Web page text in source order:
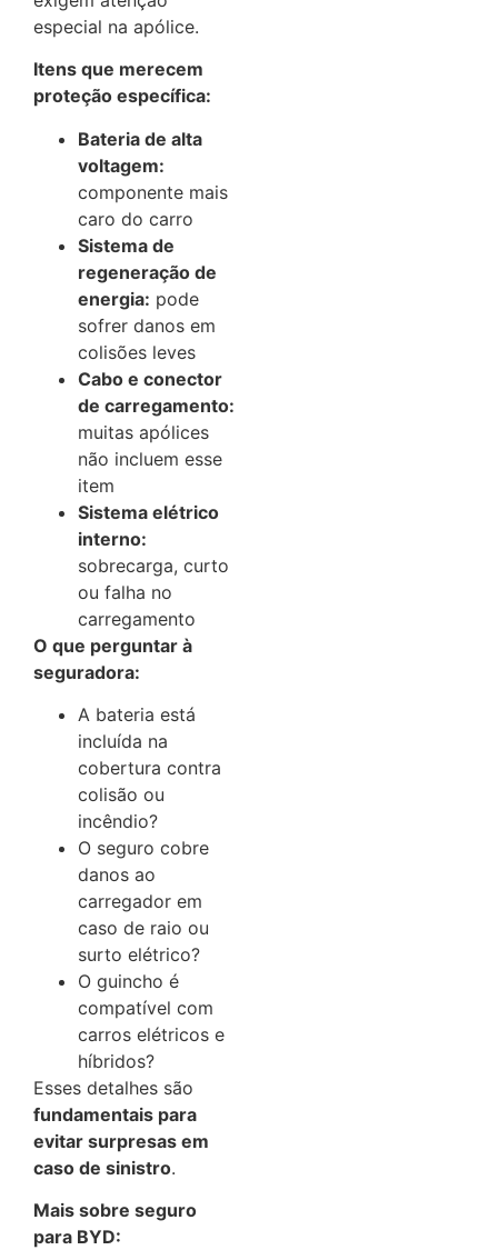
especial na apólice.
Itens que merecem
proteção específica:
Bateria de alta
voltagem:
componente mais
caro do carro
Sistema de
regeneração de
energia: pode
sofrer danos em
colisões leves
Cabo e conector
de carregamento:
muitas apólices
não incluem esse
item
Sistema elétrico
interno:
sobrecarga, curto
ou falha no
carregamento
O que perguntar à
seguradora:
A bateria está
incluída na
cobertura contra
colisão ou
incêndio?
O seguro cobre
danos ao
carregador em
caso de raio ou
surto elétrico?
O guincho é
compatível com
carros elétricos e
híbridos?
Esses detalhes são
fundamentais para
evitar surpresas em
caso de sinistro.
Mais sobre seguro
para BYD: